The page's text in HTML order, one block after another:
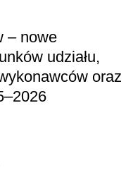
– nowe
udziału,
oraz